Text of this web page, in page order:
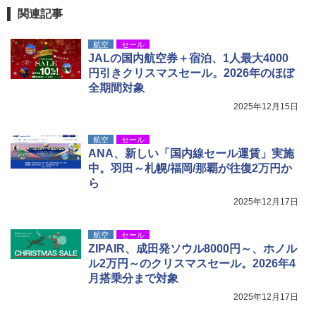
関連記事
航空 セール
JALの国内航空券＋宿泊、1人最大4000
円引きクリスマスセール。2026年のほぼ
全期間対象
2025年12月15日
航空 セール
ANA、新しい「国内線セール運賃」実施
中。羽田～札幌/福岡/那覇が往復2万円か
ら
2025年12月17日
航空 セール
ZIPAIR、成田発ソウル8000円～、ホノル
ル2万円～のクリスマスセール。2026年4
月搭乗分まで対象
2025年12月17日